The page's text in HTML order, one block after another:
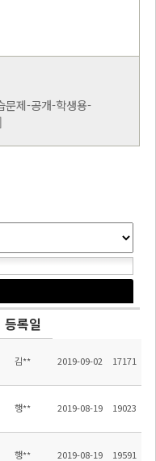
문제-공개-학생용-
등록일
김** 2019-09-02 17171
행** 2019-08-19 19023
내 및 탑승명단 공개（2019.08.19기준)
행** 2019-08-19 19591